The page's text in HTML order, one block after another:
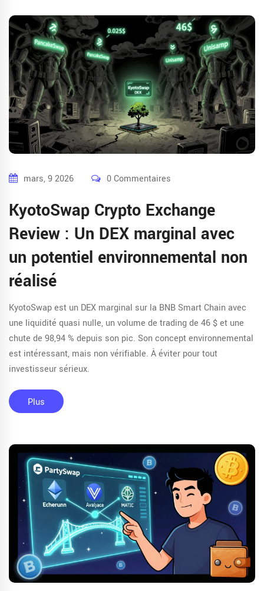
mars, 9 2026 0 Commentaires
KyotoSwap Crypto Exchange
Review : Un DEX marginal avec
un potentiel environnemental non
réalisé
KyotoSwap est un DEX marginal sur la BNB Smart Chain avec
une liquidité quasi nulle, un volume de trading de 46 $ et une
chute de 98,94 % depuis son pic. Son concept environnemental
est intéressant, mais non vérifiable. À éviter pour tout
investisseur sérieux.
Plus